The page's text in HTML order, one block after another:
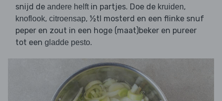
snijd de andere helft in partjes. Doe de kruiden,
knoflook, citroensap, ½tl mosterd en een flinke snuf
peper en zout in een hoge (maat)beker en pureer
tot een gladde pesto.